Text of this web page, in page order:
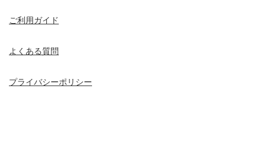
ご利用ガイド
よくある質問
プライバシーポリシー